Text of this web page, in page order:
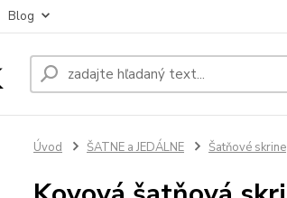
Blog
Úvod ŠATNE a JEDÁLNE Šatňové skrine